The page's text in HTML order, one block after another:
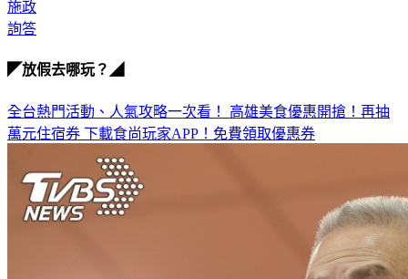
施政
詢答
◤放假去哪玩？◢
全台熱門活動、人氣攻略一次看！ 高雄美食優惠開搶！再抽
萬元住宿券 下載食尚玩家APP！免費領取優惠券